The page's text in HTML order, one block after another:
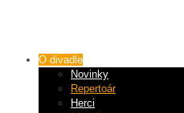
O divadle
Novinky
Repertoár
Herci